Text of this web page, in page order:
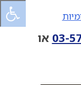
03- או